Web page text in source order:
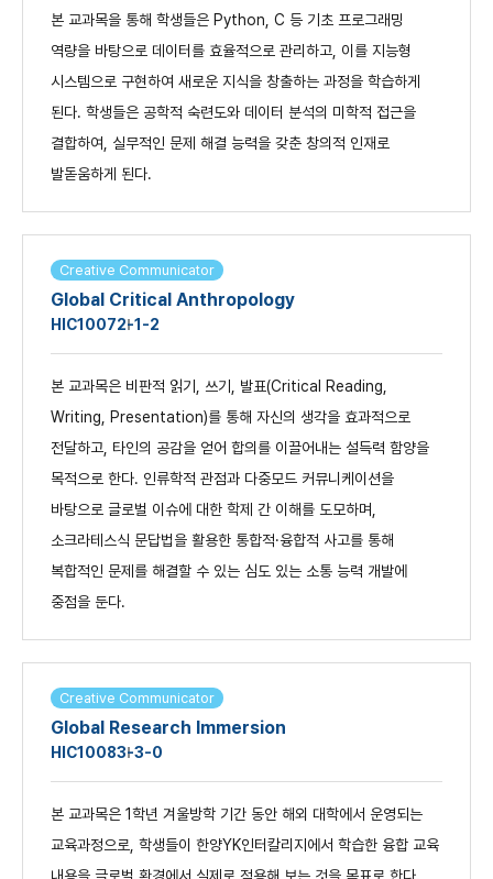
본 교과목을 통해 학생들은 Python, C 등 기초 프로그래밍
역량을 바탕으로 데이터를 효율적으로 관리하고, 이를 지능형
시스템으로 구현하여 새로운 지식을 창출하는 과정을 학습하게
된다. 학생들은 공학적 숙련도와 데이터 분석의 미학적 접근을
결합하여, 실무적인 문제 해결 능력을 갖춘 창의적 인재로
발돋움하게 된다.
Creative Communicator
Global Critical Anthropology
HIC10072-1-2
본 교과목은 비판적 읽기, 쓰기, 발표(Critical Reading,
Writing, Presentation)를 통해 자신의 생각을 효과적으로
전달하고, 타인의 공감을 얻어 합의를 이끌어내는 설득력 함양을
목적으로 한다. 인류학적 관점과 다중모드 커뮤니케이션을
바탕으로 글로벌 이슈에 대한 학제 간 이해를 도모하며,
소크라테스식 문답법을 활용한 통합적·융합적 사고를 통해
복합적인 문제를 해결할 수 있는 심도 있는 소통 능력 개발에
중점을 둔다.
Creative Communicator
Global Research Immersion
HIC10083-3-0
본 교과목은 1학년 겨울방학 기간 동안 해외 대학에서 운영되는
교육과정으로, 학생들이 한양YK인터칼리지에서 학습한 융합 교육